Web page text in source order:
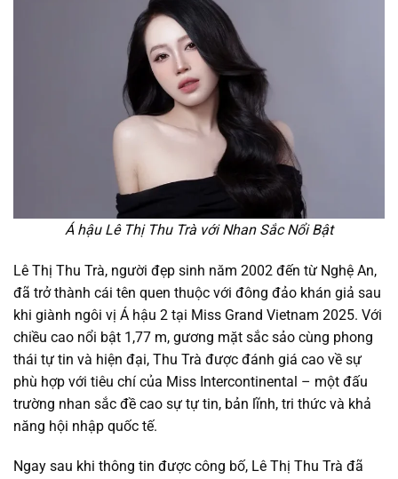
Á hậu Lê Thị Thu Trà với Nhan Sắc Nổi Bật
Lê Thị Thu Trà, người đẹp sinh năm 2002 đến từ Nghệ An,
đã trở thành cái tên quen thuộc với đông đảo khán giả sau
khi giành ngôi vị Á hậu 2 tại Miss Grand Vietnam 2025. Với
chiều cao nổi bật 1,77 m, gương mặt sắc sảo cùng phong
thái tự tin và hiện đại, Thu Trà được đánh giá cao về sự
phù hợp với tiêu chí của Miss Intercontinental – một đấu
trường nhan sắc đề cao sự tự tin, bản lĩnh, tri thức và khả
năng hội nhập quốc tế.
Ngay sau khi thông tin được công bố, Lê Thị Thu Trà đã